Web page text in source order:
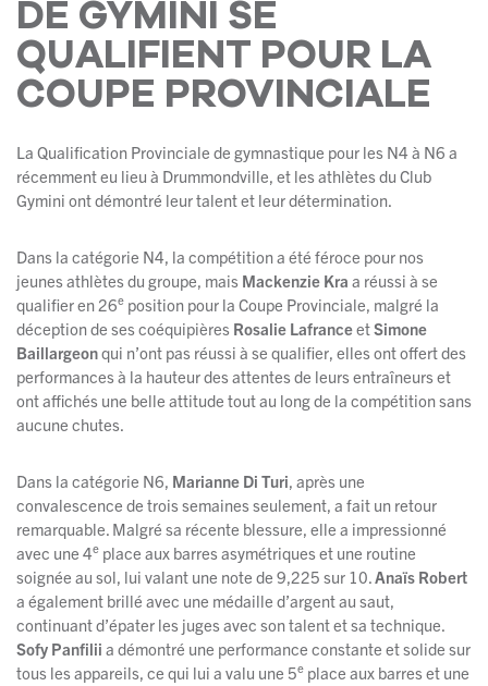
DE GYMINI SE
QUALIFIENT POUR LA
COUPE PROVINCIALE
La Qualification Provinciale de gymnastique pour les N4 à N6 a
récemment eu lieu à Drummondville, et les athlètes du Club
Gymini ont démontré leur talent et leur détermination.
Dans la catégorie N4, la compétition a été féroce pour nos
jeunes athlètes du groupe, mais Mackenzie Kra a réussi à se
qualifier en 26e position pour la Coupe Provinciale, malgré la
déception de ses coéquipières Rosalie LafranceetSimone
Baillargeonqui n’ont pas réussi à se qualifier, elles ont offert des
performances à la hauteur des attentes de leurs entraîneurs et
ont affichés une belle attitude tout au long de la compétition sans
aucune chutes.
Dans la catégorie N6, Marianne Di Turi , après une
convalescence de trois semaines seulement, a fait un retour
remarquable. Malgré sa récente blessure, elle a impressionné
avec une 4e place aux barres asymétriques et une routine
soignée au sol, lui valant une note de 9,225 sur 10. Anaïs Robert
a également brillé avec une médaille d’argent au saut,
continuant d’épater les juges avec son talent et sa technique.
Sofy Panfilii a démontré une performance constante et solide sur
tous les appareils, ce qui lui a valu une 5e place aux barres et une